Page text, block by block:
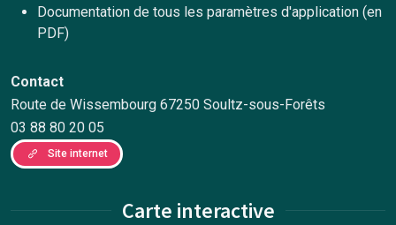
Documentation de tous les paramètres d'application (en
PDF)
Contact
Route de Wissembourg 67250 Soultz-sous-Forêts
03 88 80 20 05
Site internet
Carte interactive